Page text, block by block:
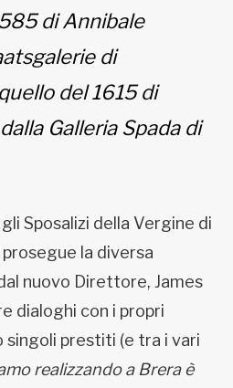
di Annibale
di
del 1615 di
Galleria Spada di
Sposalizi della Vergine di
la diversa
nuovo Direttore, James
dialoghi con i propri
prestiti (e tra i vari
realizzando a Brera è